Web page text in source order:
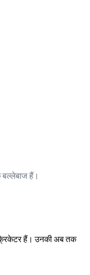
हैं।
हैं। उनकी अब तक